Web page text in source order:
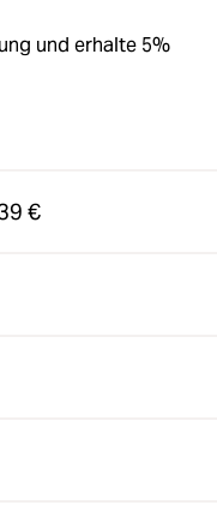
und erhalte 5%
€